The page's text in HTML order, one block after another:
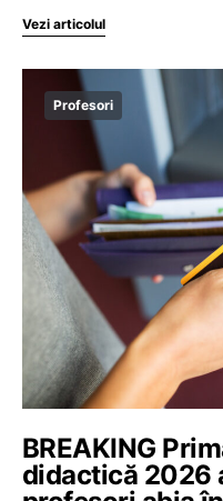
Vezi articolul
Profesori
BREAKING
didactică 2026